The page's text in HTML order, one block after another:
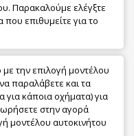
Παρακαλούμε ελέγξτε
επιθυμείτε για το
με την επιλογή μοντέλου
παραλάβετε και τα
για κάποια οχήματα) για
στην αγορά
μοντέλου αυτοκινήτου